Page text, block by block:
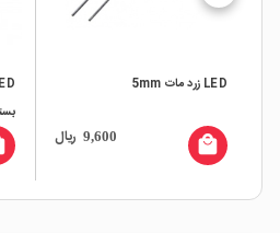
LED زرد مات 5mm
9,600 ریال local_mall